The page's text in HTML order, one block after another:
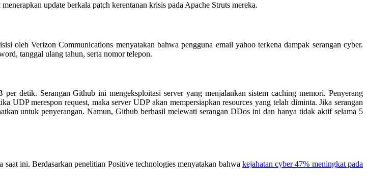
update berkala patch kerentanan krisis pada Apache Struts mereka.
oleh Verizon Communications menyatakan bahwa pengguna email yahoo terkena dampak serangan cyber.
tanggal ulang tahun, serta nomor telepon.
detik. Serangan Github ini mengeksploitasi server yang menjalankan sistem caching memori. Penyerang
UDP merespon request, maka server UDP akan mempersiapkan resources yang telah diminta. Jika serangan
untuk penyerangan. Namun, Github berhasil melewati serangan DDos ini dan hanya tidak aktif selama 5
ini. Berdasarkan penelitian Positive technologies menyatakan bahwa kejahatan cyber 47% meningkat pada